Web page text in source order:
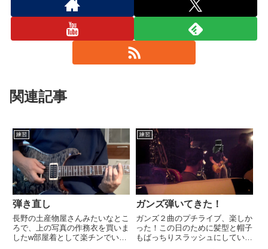
関連記事
練習
弾き直し
長野の土産物屋さんみたいなとこ
ろで、上の写真の作務衣を買いま
したw部屋着として楽チンでいい
練習
ガンズ弾いてきた！
ガンズ２曲のプチライブ、楽しか
った！この日のために髪型と帽子
もばっちりスラッシュにしていき